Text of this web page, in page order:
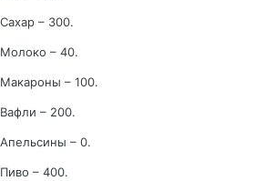
Сахар – 300.
Молоко – 40.
Макароны – 100.
Вафли – 200.
Апельсины – 0.
Пиво – 400.